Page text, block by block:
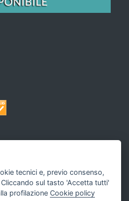
Città In Comune
versione per UTENTI CON
tecnici e, previo consenso,
sul tasto 'Accetta tutti'
profilazione Cookie policy